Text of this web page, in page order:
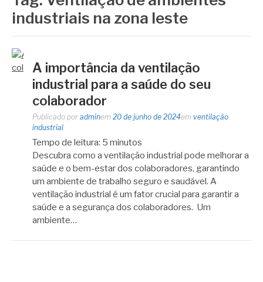
industriais na zona leste
A importância da ventilação
industrial para a saúde do seu
colaborador
Publicado por adminem 20 de junho de 2024em ventilação
industrial
Tempo de leitura: 5 minutos
Descubra como a ventilação industrial pode melhorar a
saúde e o bem-estar dos colaboradores, garantindo
um ambiente de trabalho seguro e saudável. A
ventilação industrial é um fator crucial para garantir a
saúde e a segurança dos colaboradores. Um
ambiente…